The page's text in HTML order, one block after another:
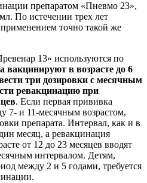
препаратом «Пневмо 23»,
По истечении трех лет
точно такой же
13» используются по
в возрасте до 6
три дозировки с месячным
ревакцинацию при
. Если первая прививка
7- и 11-месячным возрастом,
препарата. Интервал, как и в
месяц, а ревакцинация
от 12 до 23 месяцев вводят
интервалом. Детям,
между 2 и 5 годами, требуется